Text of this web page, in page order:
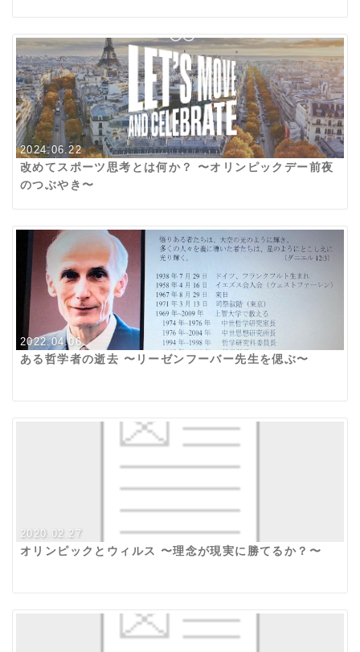
2024.06.22
改めてスポーツ思考とは何か？ 〜オリンピックデー前夜
のつぶやき〜
2022.04.06
ある哲学者の逝去 〜リーゼンフーバー先生を偲ぶ〜
2020.02.27
オリンピックとウィルス 〜理念が現実に勝てるか？〜